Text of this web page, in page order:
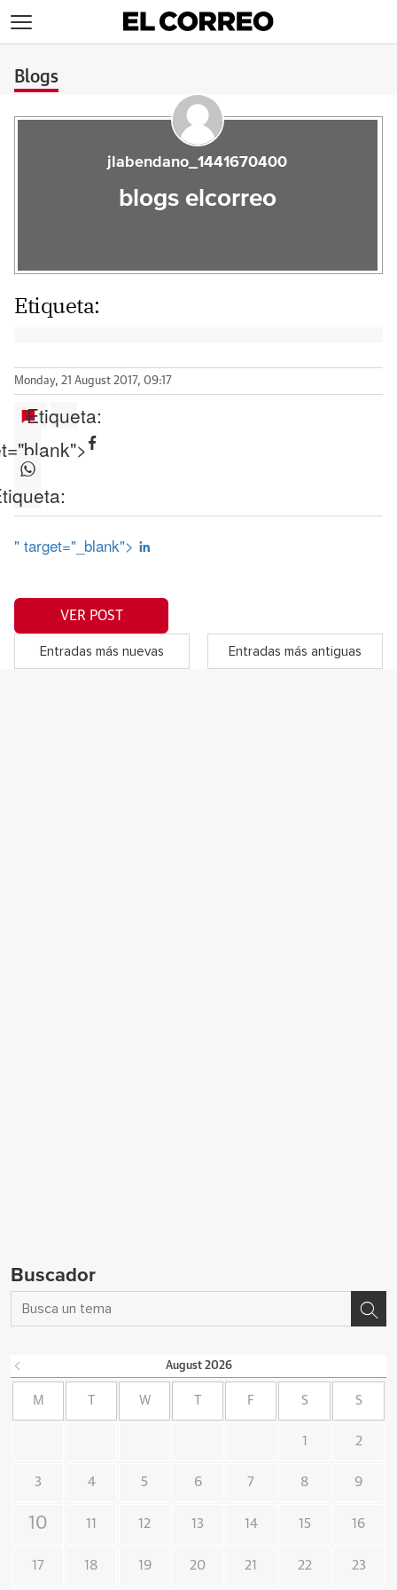
Blogs
jlabendano_1441670400
blogs elcorreo
Etiqueta:
Monday, 21 August 2017, 09:17
Etiqueta:
" target="_blank">
VER POST
Entradas más nuevas Entradas más antiguas
Buscador
August 2026
M W F S S
1 2
3 4 5 6 7 8 9
10 11 12 13 14 15 16
17 18 19 20 21 22 23